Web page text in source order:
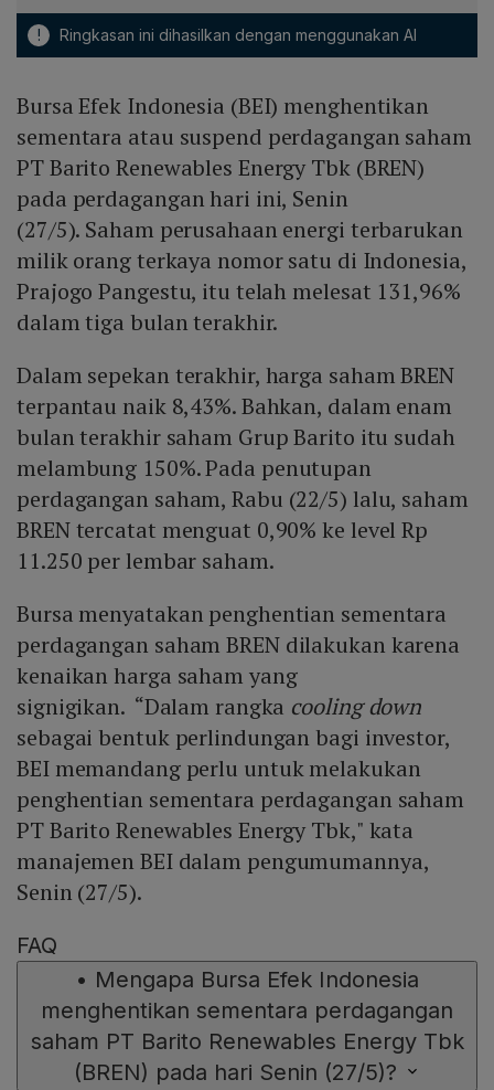
! Ringkasan ini dihasilkan dengan menggunakan AI
Bursa Efek Indonesia (BEI) menghentikan
sementara atau suspend perdagangan saham
PT Barito Renewables Energy Tbk (BREN)
pada perdagangan hari ini, Senin
(27/5). Saham perusahaan energi terbarukan
milik orang terkaya nomor satu di Indonesia,
Prajogo Pangestu, itu telah melesat 131,96%
dalam tiga bulan terakhir.
Dalam sepekan terakhir, harga saham BREN
terpantau naik 8,43%. Bahkan, dalam enam
bulan terakhir saham Grup Barito itu sudah
melambung 150%. Pada penutupan
perdagangan saham, Rabu (22/5) lalu, saham
BREN tercatat menguat 0,90% ke level Rp
11.250 per lembar saham.
Bursa menyatakan penghentian sementara
perdagangan saham BREN dilakukan karena
kenaikan harga saham yang
signigikan. “Dalam rangka cooling down
sebagai bentuk perlindungan bagi investor,
BEI memandang perlu untuk melakukan
penghentian sementara perdagangan saham
PT Barito Renewables Energy Tbk," kata
manajemen BEI dalam pengumumannya,
Senin (27/5).
FAQ
• Mengapa Bursa Efek Indonesia
menghentikan sementara perdagangan
saham PT Barito Renewables Energy Tbk
(BREN) pada hari Senin (27/5)?